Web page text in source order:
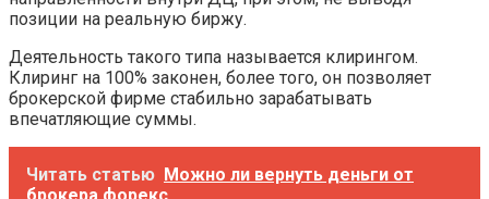
позиции на реальную биржу.
Деятельность такого типа называется клирингом.
Клиринг на 100% законен, более того, он позволяет
брокерской фирме стабильно зарабатывать
впечатляющие суммы.
Читать статью Можно ли вернуть деньги от